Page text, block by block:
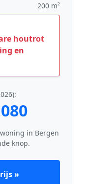
200 m²
houtrot
en
in Bergen
knop.
»